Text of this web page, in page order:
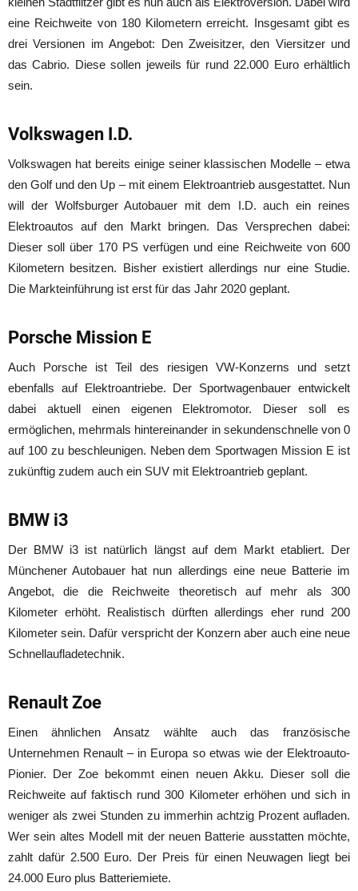
eine Reichweite von 180 Kilometern erreicht. Insgesamt gibt es
drei Versionen im Angebot: Den Zweisitzer, den Viersitzer und
das Cabrio. Diese sollen jeweils für rund 22.000 Euro erhältlich
sein.
Volkswagen I.D.
Volkswagen hat bereits einige seiner klassischen Modelle – etwa
den Golf und den Up – mit einem Elektroantrieb ausgestattet. Nun
will der Wolfsburger Autobauer mit dem I.D. auch ein reines
Elektroautos auf den Markt bringen. Das Versprechen dabei:
Dieser soll über 170 PS verfügen und eine Reichweite von 600
Kilometern besitzen. Bisher existiert allerdings nur eine Studie.
Die Markteinführung ist erst für das Jahr 2020 geplant.
Porsche Mission E
Auch Porsche ist Teil des riesigen VW-Konzerns und setzt
ebenfalls auf Elektroantriebe. Der Sportwagenbauer entwickelt
dabei aktuell einen eigenen Elektromotor. Dieser soll es
ermöglichen, mehrmals hintereinander in sekundenschnelle von 0
auf 100 zu beschleunigen. Neben dem Sportwagen Mission E ist
zukünftig zudem auch ein SUV mit Elektroantrieb geplant.
BMW i3
Der BMW i3 ist natürlich längst auf dem Markt etabliert. Der
Münchener Autobauer hat nun allerdings eine neue Batterie im
Angebot, die die Reichweite theoretisch auf mehr als 300
Kilometer erhöht. Realistisch dürften allerdings eher rund 200
Kilometer sein. Dafür verspricht der Konzern aber auch eine neue
Schnellaufladetechnik.
Renault Zoe
Einen ähnlichen Ansatz wählte auch das französische
Unternehmen Renault – in Europa so etwas wie der Elektroauto-
Pionier. Der Zoe bekommt einen neuen Akku. Dieser soll die
Reichweite auf faktisch rund 300 Kilometer erhöhen und sich in
weniger als zwei Stunden zu immerhin achtzig Prozent aufladen.
Wer sein altes Modell mit der neuen Batterie ausstatten möchte,
zahlt dafür 2.500 Euro. Der Preis für einen Neuwagen liegt bei
24.000 Euro plus Batteriemiete.